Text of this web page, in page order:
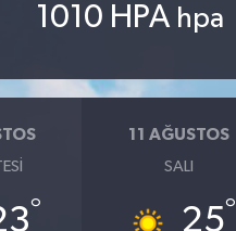
1010 HPA hpa
°
11 AĞUSTOS
SALI
25°